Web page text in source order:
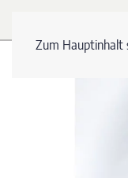
Zum Hauptinhalt